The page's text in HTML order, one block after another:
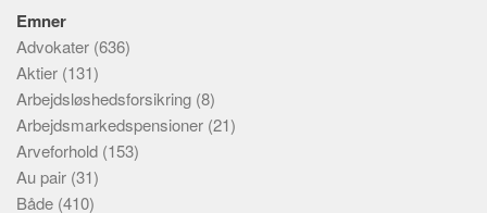
Emner
Advokater (636)
Aktier (131)
Arbejdsløshedsforsikring (8)
Arbejdsmarkedspensioner (21)
Arveforhold (153)
Au pair (31)
Både (410)